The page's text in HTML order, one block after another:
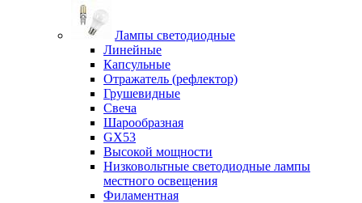
Лампы светодиодные
Линейные
Капсульные
Отражатель (рефлектор)
Грушевидные
Свеча
Шарообразная
GX53
Высокой мощности
Низковольтные светодиодные лампы
местного освещения
Филаментная